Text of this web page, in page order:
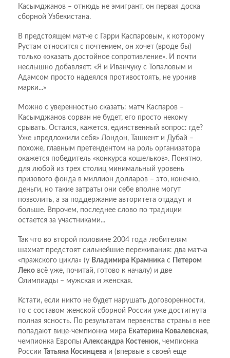
Касымджанов – отнюдь не эмигрант, он первая доска
сборной Узбекистана.
В предстоящем матче с Гарри Каспаровым, к которому
Рустам относится с почтением, он хочет (вроде бы)
только «оказать достойное сопротивление». И почти
неслышно добавляет: «Я и Иванчуку с Топаловым и
Адамсом просто надеялся противостоять, не уронив
марки...»
Можно с уверенностью сказать: матч Каспаров –
Касымджанов сорван не будет, его просто некому
срывать. Остался, кажется, единственный вопрос: где?
Уже «предложили себя» Лондон, Ташкент и Дубай –
похоже, главным претендентом на роль организатора
окажется победитель «конкурса кошельков». Понятно,
для любой из трех столиц минимальный уровень
призового фонда в миллион долларов – это, конечно,
деньги, но такие затраты они себе вполне могут
позволить, а за поддержание авторитета отдадут и
больше. Впрочем, последнее слово по традиции
остается за участниками...
Так что во второй половине 2004 года любителям
шахмат предстоят сильнейшие переживания: два матча
«пражского цикла» (у Владимира Крамника с
Петером
Леко всё уже, почитай, готово к началу) и две
Олимпиады – мужская и женская.
Кстати, если никто не будет нарушать договоренности,
то с составом женской сборной России уже достигнута
полная ясность. По результатам первенства страны в нее
попадают вице-чемпионка мира Екатерина Ковалевская,
чемпионка Европы Александра Костенюк, чемпионка
России
Татьяна Косинцева и (впервые в своей еще